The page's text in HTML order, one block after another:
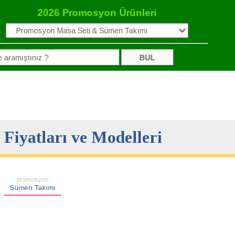
2026 Promosyon Ürünleri
Fiyatları ve Modelleri
promosyon
Sümen Takımı